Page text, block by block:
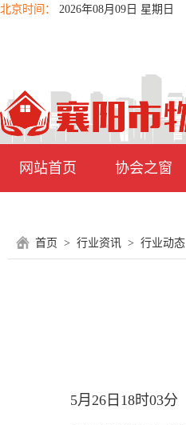
北京时间： 2026年08月09日 星期日
网站首页 协会之窗
首页 > 行业资讯 > 行业动态
5月26日18时03分